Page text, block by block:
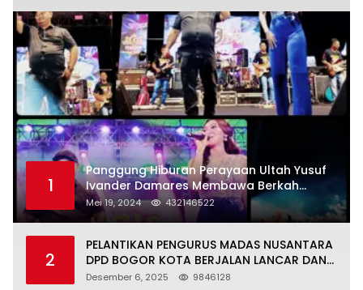
1
Panggung Hiburan Perayaan Ultah Yusuf
Ivander Damares Membawa Berkah
Warga Kejapanan
Mei 19, 2024 432146522
2
PELANTIKAN PENGURUS MADAS NUSANTARA
DPD BOGOR KOTA BERJALAN LANCAR DAN
KHIDMAT
Desember 6, 2025 9846128